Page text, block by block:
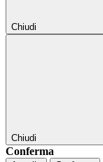
Chiudi
Chiudi
Conferma